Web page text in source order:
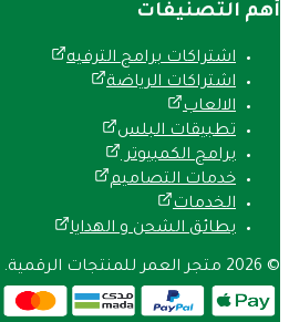
أهم التصنيفات
اشتراكات برامج الترفيه
اشتراكات الرياضة
الالعاب
تطبيقات البلس
برامج الكمبيوتر
خدمات التصاميم
الخدمات
بطائق الشحن و الهدايا
©
2026 متجر العمر للمنتجات الرقمية.